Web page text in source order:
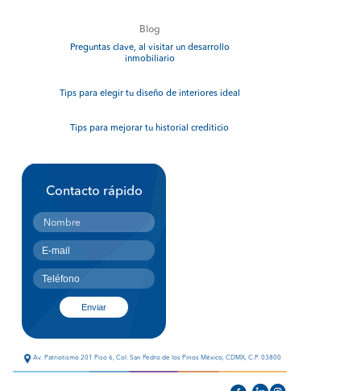
Blog
Preguntas clave, al visitar un desarrollo
inmobiliario
Tips para elegir tu diseño de interiores ideal
Tips para mejorar tu historial crediticio
Contacto rápido
Av. Patriotismo 201 Piso 6, Col. San Pedro de los Pinos México, CDMX, C.P. 03800